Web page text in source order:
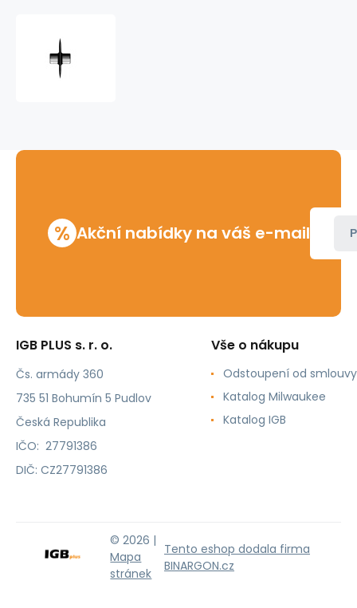
% Akční nabídky na váš e-mail
IGB PLUS s. r. o.
Čs. armády 360
735 51 Bohumín 5 Pudlov
Česká Republika
IČO: 27791386
DIČ: CZ27791386
Vše o nákupu
Odstoupení od smlouvy
Katalog Milwaukee
Katalog IGB
© 2026 |
Mapa
stránek
Tento eshop dodala firma
BINARGON.cz